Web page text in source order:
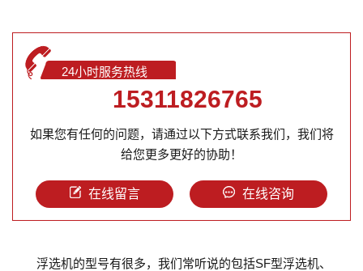
24小时服务热线
15311826765
如果您有任何的问题，请通过以下方式联系我们，我们将
给您更多更好的协助！
在线留言 在线咨询
浮选机的型号有很多，我们常听说的包括SF型浮选机、